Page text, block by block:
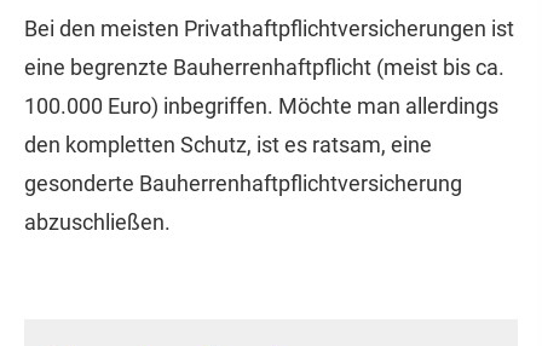
Bei den meisten Privathaftpflichtversicherungen ist
eine begrenzte Bau­herren­haft­pflicht (meist bis ca.
100.000 Euro) inbegriffen. Möchte man allerdings
den kompletten Schutz, ist es ratsam, eine
gesonderte Bau­herren­haft­pflichtversicherung
abzuschließen.